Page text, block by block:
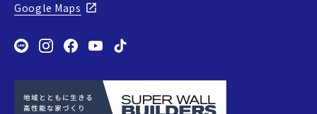
Google Maps